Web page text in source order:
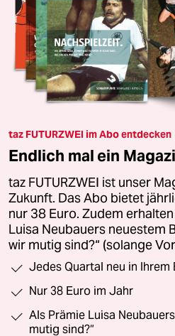
taz FUTURZWEI im Abo entdecken
Endlich mal ein
taz FUTURZWEI ist unser
Zukunft. Das Abo bietet
nur 38 Euro. Zudem
Luisa Neubauers neuestem
wir mutig sind?“ (solange
Jedes Quartal neu in Ihrem
Nur 38 Euro im Jahr
Als Prämie Luisa
mutig sind?“